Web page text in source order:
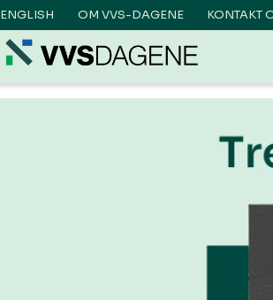
ENGLISH OM VVS-DAGENE KONTAKT